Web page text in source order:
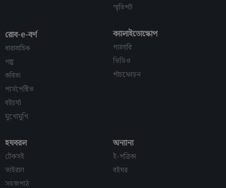
স্মৃতিপট
রোব-e-বর্ণ
ধারাবাহিক
গল্প
কবিতা
পার্সপেক্টিভ
বইচর্যা
মুখোমুখি
ক্যালাইডোস্কোপ
গ্যালারি
ভিডিও
পাঁচফোড়ন
হযবরল
টেকসই
ভাইরাল
সহজপাঠ
অন্যান্য
ই-পত্রিকা
বইঘর